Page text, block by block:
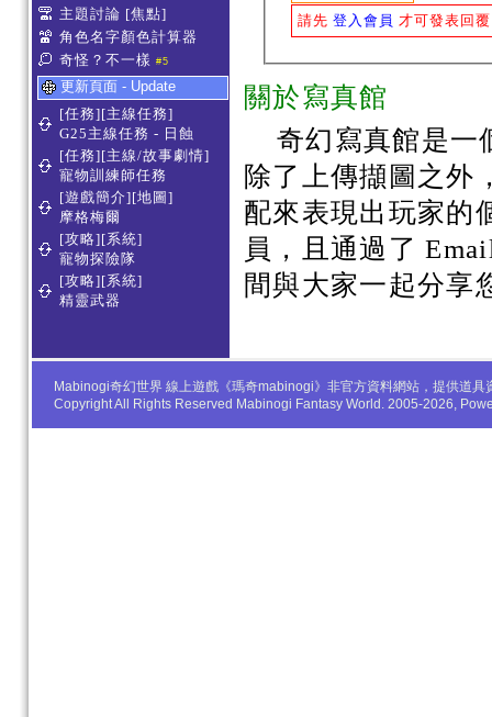
主題討論 [焦點]
角色名字顏色計算器
奇怪？不一樣 #5
更新頁面 - Update
[任務][主線任務]
G25主線任務 - 日蝕
[任務][主線/故事劇情]
寵物訓練師任務
[遊戲簡介][地圖]
摩格梅爾
[攻略][系統]
寵物探險隊
[攻略][系統]
精靈武器
請先 登入會員 才可發表回
關於寫真館
奇幻寫真館是一
除了上傳擷圖之外
配來表現出玩家的
員，且通過了
間與大家一起分享
Mabinogi奇幻世界 線上遊戲《瑪奇mabinogi》非官方資料網站，提供道
Copyright All Rights Reserved Mabinogi Fantasy World. 2005-2026,